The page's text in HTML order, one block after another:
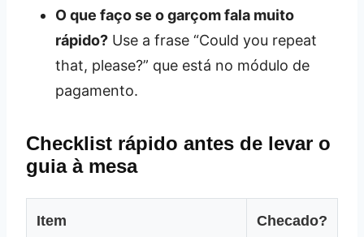
O que faço se o garçom fala muito
rápido? Use a frase “Could you repeat
that, please?” que está no módulo de
pagamento.
Checklist rápido antes de levar o
guia à mesa
Item Checado?